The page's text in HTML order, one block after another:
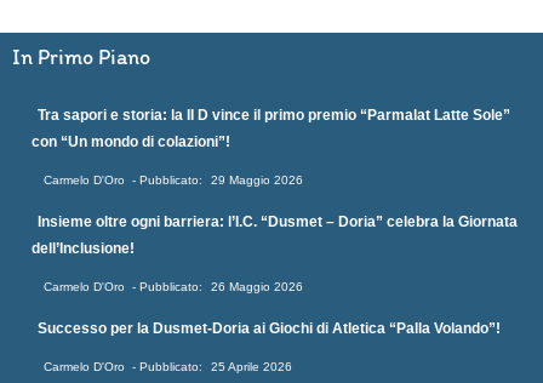
In Primo Piano
Tra sapori e storia: la II D vince il primo premio “Parmalat Latte Sole”
con “Un mondo di colazioni”!
Carmelo D'Oro 29 Maggio 2026
Insieme oltre ogni barriera: l’I.C. “Dusmet – Doria” celebra la Giornata
dell’Inclusione!
Carmelo D'Oro 26 Maggio 2026
Successo per la Dusmet-Doria ai Giochi di Atletica “Palla Volando”!
Carmelo D'Oro 25 Aprile 2026